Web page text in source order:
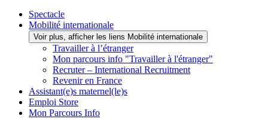
Spectacle
Mobilité internationale
Voir plus, afficher les liens Mobilité internationale
Travailler à l’étranger
Mon parcours info "Travailler à l'étranger"
Recruter – International Recruitment
Revenir en France
Assistant(e)s maternel(le)s
Emploi Store
Mon Parcours Info